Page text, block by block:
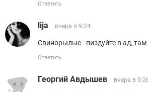
Ответить
lija вчера в 9:24
Свинорылые - пиздуйте в ад,
Ответить
Георгий Авдышев вчера в